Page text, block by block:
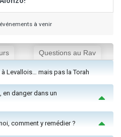
à venir
Questions au Rav
Levallois… mais pas la Torah
en danger dans un
comment y remédier ?